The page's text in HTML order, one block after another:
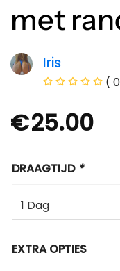
met
Iris
(
€25.00
DRAAGTIJD *
EXTRA OPTIES